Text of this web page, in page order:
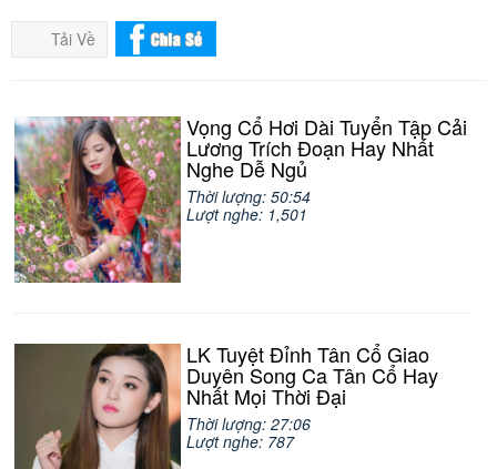
Tải Về
Vọng Cổ Hơi Dài Tuyển Tập Cải
Lương Trích Đoạn Hay Nhất
Nghe Dễ Ngủ
Thời lượng: 50:54
Lượt nghe: 1,501
LK Tuyệt Đỉnh Tân Cổ Giao
Duyên Song Ca Tân Cổ Hay
Nhất Mọi Thời Đại
Thời lượng: 27:06
Lượt nghe: 787